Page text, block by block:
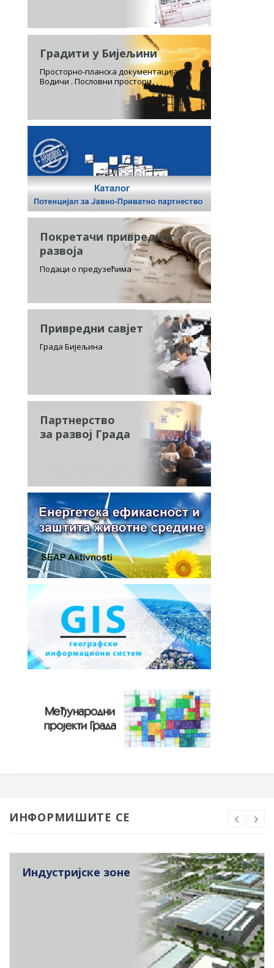
Градити у Бијељини
Просторно-планска документација.
Водичи . Пословни простори
Покретачи привредног
развоја
Подаци о предузећима
Привредни савјет
Града Бијељина
Партнерство
за развој Града
ИНФОРМИШИТЕ СЕ
Индустријске зоне